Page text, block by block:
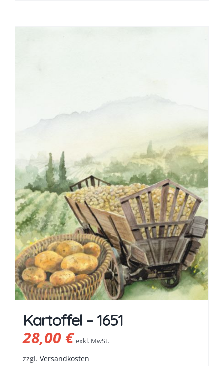
Kartoffel – 1651
28,00€ exkl. MwSt.
zzgl. Versandkosten